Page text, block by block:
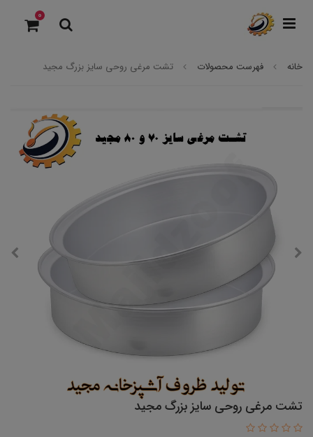
0
خانه فهرست محصولات تشت مرغی روحی سایز بزرگ مجید
تشت مرغی روحی سایز بزرگ مجید